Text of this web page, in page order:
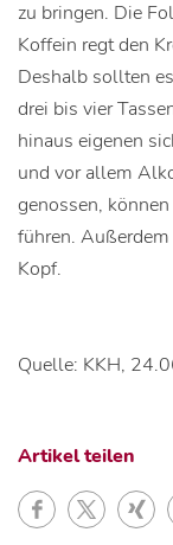
zu bringen. Die
Koffein regt den
Deshalb sollten
drei bis vier
hinaus eigenen
und vor allem
genossen,
führen.
Kopf.
Quelle: KKH,
Artikel teilen